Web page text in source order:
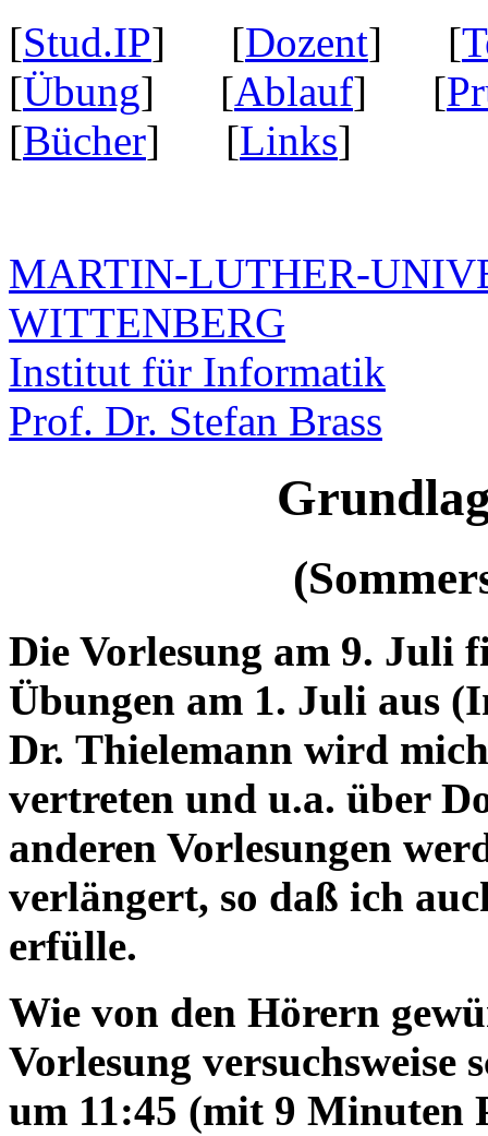
[Stud.IP] [Dozent] [
[Übung] [Ablauf] [
[Bücher] [Links]
MARTIN-LUTHER-
WITTENBERG
Institut für Informatik
Prof. Dr. Stefan Brass
Die Vorlesung am 9. Juli
Übungen am 1. Juli aus
Dr. Thielemann wird
vertreten und u.a. über
anderen Vorlesungen
verlängert, so daß ich
erfülle.
Wie von den Hörern
Vorlesung versuchsweise
um 11:45 (mit 9 Minuten